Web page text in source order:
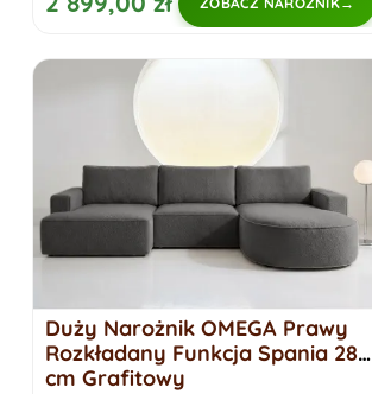
Duży Narożnik OMEGA Prawy
Rozkładany Funkcja Spania 284
cm Grafitowy